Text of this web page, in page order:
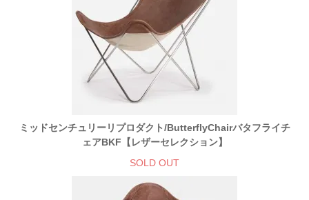
ミッドセンチュリーリプロダクト/ButterflyChairバタフライチ
ェアBKF【レザーセレクション】
SOLD OUT